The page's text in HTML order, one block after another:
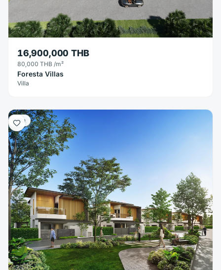
16,900,000 THB
80,000 THB /m²
Foresta Villas
Villa
Villa